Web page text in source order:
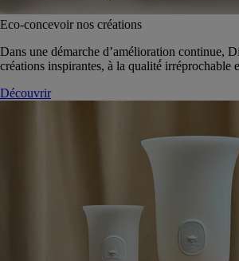
Eco-concevoir nos créations
Dans une démarche d’amélioration continue,
créations inspirantes, à la qualité́ irréprochable
Découvrir